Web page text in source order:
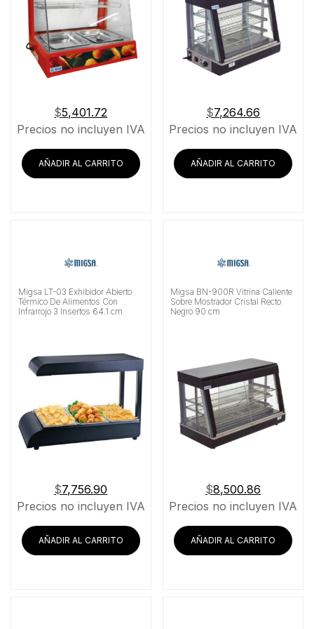
$5,401.72
Precios no incluyen IVA
AÑADIR AL CARRITO
$7,264.66
Precios no incluyen IVA
AÑADIR AL CARRITO
Migsa LT-03 Exhibidor Abierto
Térmico De Alimentos Con
Infrarrojo 3 Insertos 64.1 cm
$7,756.90
Precios no incluyen IVA
AÑADIR AL CARRITO
Migsa BN-900R Vitrina Caliente
Sobre Mostrador Cristal Recto
Negro 90 cm
$8,500.86
Precios no incluyen IVA
AÑADIR AL CARRITO